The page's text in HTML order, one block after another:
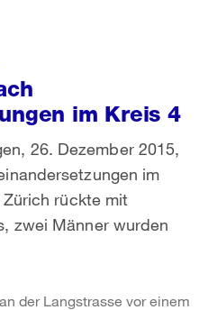
im Kreis 4
26. Dezember 2015,
im
rückte mit
zwei Männer wurden
der Langstrasse vor einem